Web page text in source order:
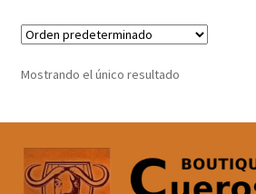
Mostrando el único resultado